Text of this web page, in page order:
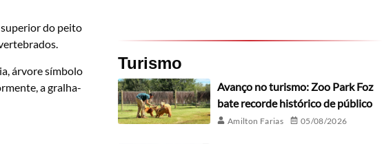
superior do peito
árvore símbolo
a gralha-
Turismo
Avanço no turismo: Zoo Park Foz
bate recorde histórico de público
Amilton Farias 05/08/2026